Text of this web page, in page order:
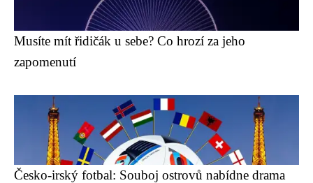
Musíte mít řidičák u sebe? Co hrozí za jeho
zapomenutí
Česko-irský fotbal: Souboj ostrovů nabídne drama